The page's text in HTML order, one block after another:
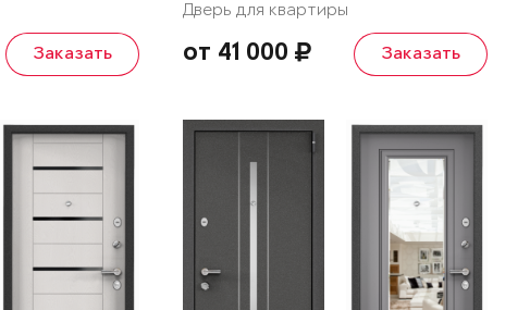
Заказать
Дверь для квартиры
от 41 000 Заказать